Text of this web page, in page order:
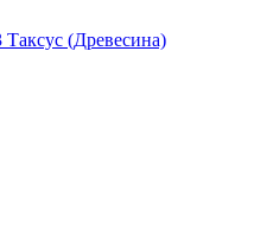
Таксус (Древесина)